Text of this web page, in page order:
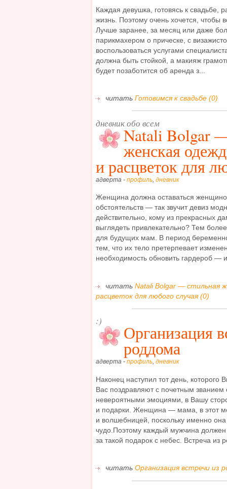
Каждая девушка, готовясь к свадьбе,
жизнь. Поэтому очень хочется, чтобы
Лучше заранее, за месяц или даже
парикмахером о прическе, с
воспользоваться услугами
должна быть стойкой, а макияж
будет позаботится об аренда з...
читать Готовимся к свадьбе (0)
дневник обо всем
Natali Bolgar
женская
и расцветок для
адверта - профиль, дневник
Женщина должна оставаться
обстоятельств — так звучит девиз
действительно, кому из прекрасных
выглядеть привлекательно? Тем
для будущих мам. В период
тем, что их тело претерпевает
необходимость обновить гардероб —
читать Natali Bolgar — стильная
расцветок для любого случая (0)
:)
Организация
роддома
адверта - профиль, дневник
Наконец наступил тот день, которого
Вас поздравляют с почетным
невероятными эмоциями, в Вашу
и подарки. Женщина — мама, в этот
и волшебницей, поскольку именно
чудо.Поэтому каждый мужчина
за такой подарок с небес. Встреча из
читать Организация встречи из